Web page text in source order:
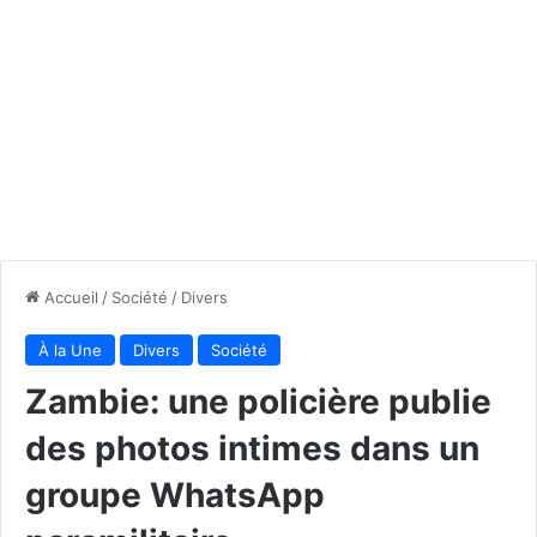
Accueil / Société / Divers
À la Une Divers Société
Zambie: une policière publie
des photos intimes dans un
groupe WhatsApp